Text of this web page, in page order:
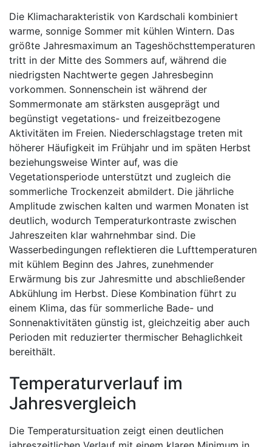
Die Klimacharakteristik von Kardschali kombiniert
warme, sonnige Sommer mit kühlen Wintern. Das
größte Jahresmaximum an Tageshöchsttemperaturen
tritt in der Mitte des Sommers auf, während die
niedrigsten Nachtwerte gegen Jahresbeginn
vorkommen. Sonnenschein ist während der
Sommermonate am stärksten ausgeprägt und
begünstigt vegetations- und freizeitbezogene
Aktivitäten im Freien. Niederschlagstage treten mit
höherer Häufigkeit im Frühjahr und im späten Herbst
beziehungsweise Winter auf, was die
Vegetationsperiode unterstützt und zugleich die
sommerliche Trockenzeit abmildert. Die jährliche
Amplitude zwischen kalten und warmen Monaten ist
deutlich, wodurch Temperaturkontraste zwischen
Jahreszeiten klar wahrnehmbar sind. Die
Wasserbedingungen reflektieren die Lufttemperaturen
mit kühlem Beginn des Jahres, zunehmender
Erwärmung bis zur Jahresmitte und abschließender
Abkühlung im Herbst. Diese Kombination führt zu
einem Klima, das für sommerliche Bade- und
Sonnenaktivitäten günstig ist, gleichzeitig aber auch
Perioden mit reduzierter thermischer Behaglichkeit
bereithält.
Temperaturverlauf im
Jahresvergleich
Die Temperatursituation zeigt einen deutlichen